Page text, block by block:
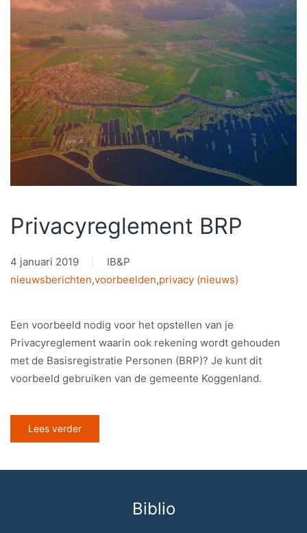
Privacyreglement BRP
4 januari 2019
IB&P
nieuwsberichten,voorbeelden,privacy (nieuws)
Een voorbeeld nodig voor het opstellen van je
Privacyreglement waarin ook rekening wordt gehouden
met de Basisregistratie Personen (BRP)? Je kunt dit
voorbeeld gebruiken van de gemeente Koggenland.
Lees verder
Biblio